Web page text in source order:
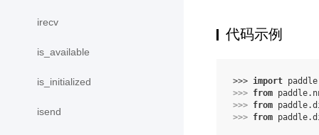
irecv
is_available
is_initialized
isend
代码示例
>>> import paddle
>>> from
>>> from
>>> from